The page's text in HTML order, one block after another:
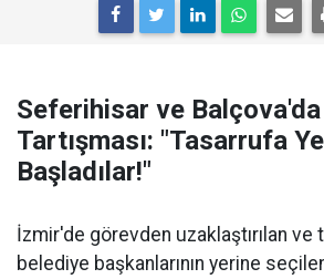
Seferihisar ve
Tartışması: "Tasarrufa
Başladılar!"
İzmir'de görevden uzaklaştırılan ve
belediye başkanlarının yerine